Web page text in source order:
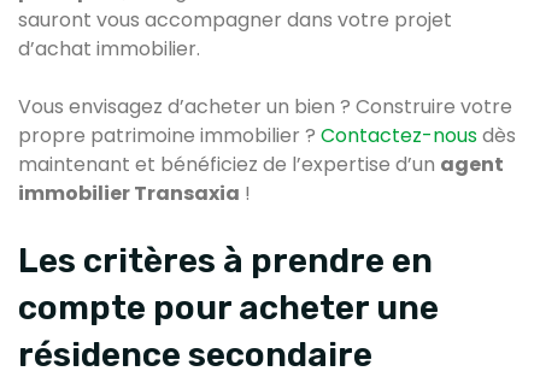
sauront vous accompagner dans votre projet
d’achat immobilier.
Vous envisagez d’acheter un bien ? Construire votre
propre patrimoine immobilier ? Contactez-nousdès
maintenant et bénéficiez de l’expertise d’un agent
immobilier Transaxia !
Les critères à prendre en
compte pour acheter une
résidence secondaire